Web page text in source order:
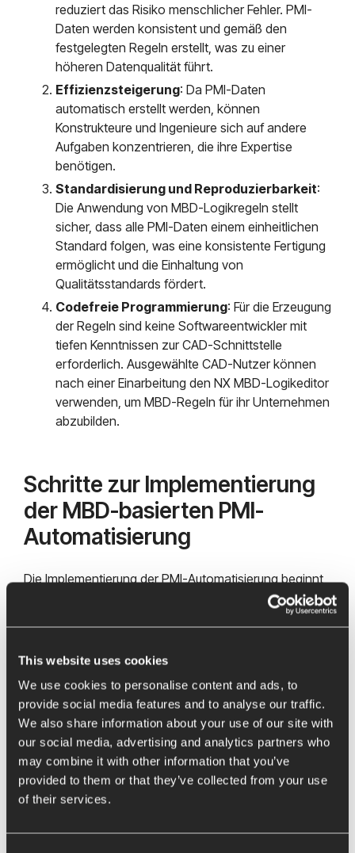
This website uses cookies
We use cookies to personalise content and ads, to
provide social media features and to analyse our traffic.
We also share information about your use of our site with
our social media, advertising and analytics partners who
may combine it with other information that you’ve
provided to them or that they’ve collected from your use
of their services.
reduziert das Risiko menschlicher Fehler. PMI-
Daten werden konsistent und gemäß den
festgelegten Regeln erstellt, was zu einer
höheren Datenqualität führt.
Effizienzsteigerung: Da PMI-Daten
automatisch erstellt werden, können
Konstrukteure und Ingenieure sich auf andere
Aufgaben konzentrieren, die ihre Expertise
benötigen.
Standardisierung und Reproduzierbarkeit:
Die Anwendung von MBD-Logikregeln stellt
sicher, dass alle PMI-Daten einem einheitlichen
Standard folgen, was eine konsistente Fertigung
ermöglicht und die Einhaltung von
Qualitätsstandards fördert.
Codefreie Programmierung: Für die Erzeugung
der Regeln sind keine Softwareentwickler mit
tiefen Kenntnissen zur CAD-Schnittstelle
erforderlich. Ausgewählte CAD-Nutzer können
nach einer Einarbeitung den NX MBD-Logikeditor
verwenden, um MBD-Regeln für ihr Unternehmen
abzubilden.
Schritte zur Implementierung
der MBD-basierten PMI-
Automatisierung
Die Implementierung der PMI-Automatisierung beginnt
mit der Definition spezifischer MBD-Regeln. Folgende
Ein erster Schritt ist die Analyse spezifischer
Anforderungen an PMI-Daten für jedes Produkt
oder jede Produktgruppe.
Festlegung der MBD-Regeln : Basierend auf
den Anforderungen werden detaillierte Regeln für
Maße, Toleranzen und andere relevante Daten
entwickelt, die anschließend in NX integriert
werden können.
Schulung und Systemintegration: Die